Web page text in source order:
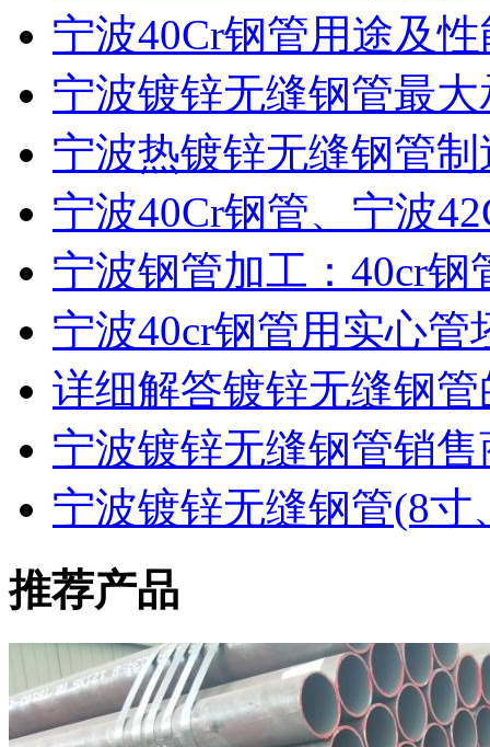
宁波40Cr钢管用途及
宁波镀锌无缝钢管最
宁波热镀锌无缝钢管
宁波40Cr钢管、宁波
宁波钢管加工：40cr钢
宁波40cr钢管用实心管
详细解答镀锌无缝钢
宁波镀锌无缝钢管销
宁波镀锌无缝钢管(8寸
推荐产品